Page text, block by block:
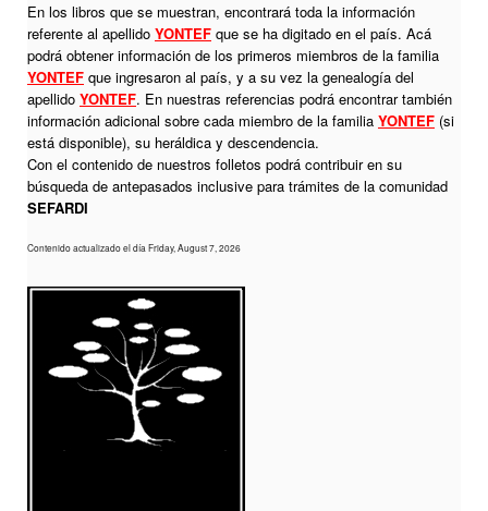
En los libros que se muestran, encontrará toda la información
referente al apellido YONTEF que se ha digitado en el país. Acá
podrá obtener información de los primeros miembros de la familia
YONTEF que ingresaron al país, y a su vez la genealogía del
apellido YONTEF. En nuestras referencias podrá encontrar también
información adicional sobre cada miembro de la familia YONTEF (si
está disponible), su heráldica y descendencia.
Con el contenido de nuestros folletos podrá contribuir en su
búsqueda de antepasados inclusive para trámites de la comunidad
SEFARDI
Contenido actualizado el día Friday, August 7, 2026